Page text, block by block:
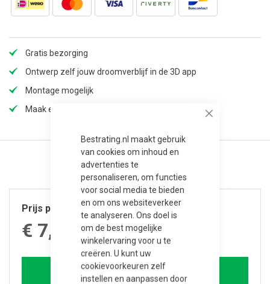
Bestrating.nl maakt gebruik
van cookies om inhoud en
advertenties te
personaliseren, om functies
voor social media te bieden
en om ons websiteverkeer
te analyseren. Ons doel is
om de best mogelijke
winkelervaring voor u te
creëren. U kunt uw
cookievoorkeuren zelf
instellen en aanpassen door
Gratis bezorging
Ontwerp zelf jouw droomverblijf in de 3D app
Montage mogelijk
Maak een afspraak in onze showroom
Prijs per stuk
€ 7,470.00